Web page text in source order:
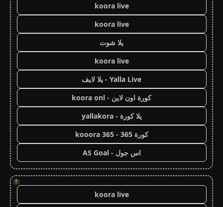
koora live
koora live
يلا شوت
koora live
Yalla Live - يلا لايف
كورة اون لاين - koora onl
يلا كورة - yallakora
كورة 365 - kooora 365
اس جول - AS Goal
!
koora live